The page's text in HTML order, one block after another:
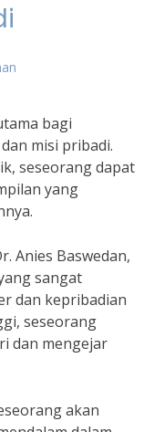
bagi
misi pribadi.
seseorang dapat
yang
Anies Baswedan,
sangat
dan kepribadian
seseorang
dan mengejar
akan